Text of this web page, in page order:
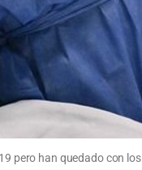
pero han quedado con los